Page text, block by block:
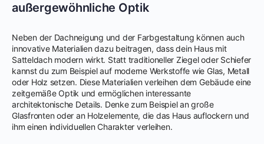
außergewöhnliche Optik
Neben der Dachneigung und der Farbgestaltung können auch
innovative Materialien dazu beitragen, dass dein Haus mit
Satteldach modern wirkt. Statt traditioneller Ziegel oder Schiefer
kannst du zum Beispiel auf moderne Werkstoffe wie Glas, Metall
oder Holz setzen. Diese Materialien verleihen dem Gebäude eine
zeitgemäße Optik und ermöglichen interessante
architektonische Details. Denke zum Beispiel an große
Glasfronten oder an Holzelemente, die das Haus auflockern und
ihm einen individuellen Charakter verleihen.